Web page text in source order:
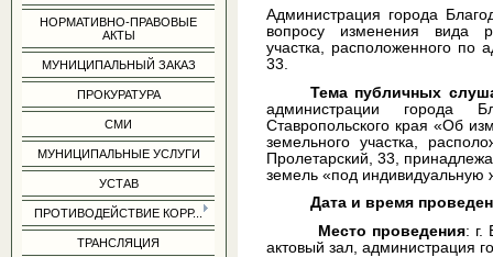
НОРМАТИВНО-ПРАВОВЫЕ
АКТЫ
МУНИЦИПАЛЬНЫЙ ЗАКАЗ
ПРОКУРАТУРА
СМИ
МУНИЦИПАЛЬНЫЕ УСЛУГИ
УСТАВ
ПРОТИВОДЕЙСТВИЕ КОРР...
ТРАНСЛЯЦИЯ
Администрация города
вопросу изменения вида
участка, расположенного по
33.
Тема публичных
администрации города
Ставропольского края «Об
земельного участка,
Пролетарский, 33,
земель «под индивидуальную
Дата и время
Место проведения: г.
актовый зал, администрация